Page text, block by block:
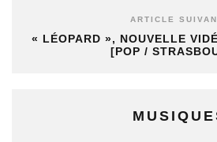
ARTICLE
« LÉOPARD », NOUVELLE
[POP /